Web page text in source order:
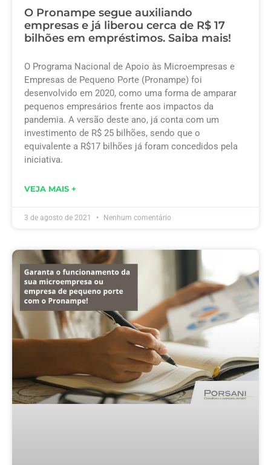
O Pronampe segue auxiliando
empresas e já liberou cerca de R$ 17
bilhões em empréstimos. Saiba mais!
O Programa Nacional de Apoio às Microempresas e
Empresas de Pequeno Porte (Pronampe) foi
desenvolvido em 2020, como uma forma de amparar
pequenos empresários frente aos impactos da
pandemia. A versão deste ano, já conta com um
investimento de R$ 25 bilhões, sendo que o
equivalente a R$17 bilhões já foram concedidos pela
iniciativa.
VEJA MAIS +
3 de agosto de 2021 Nenhum comentário